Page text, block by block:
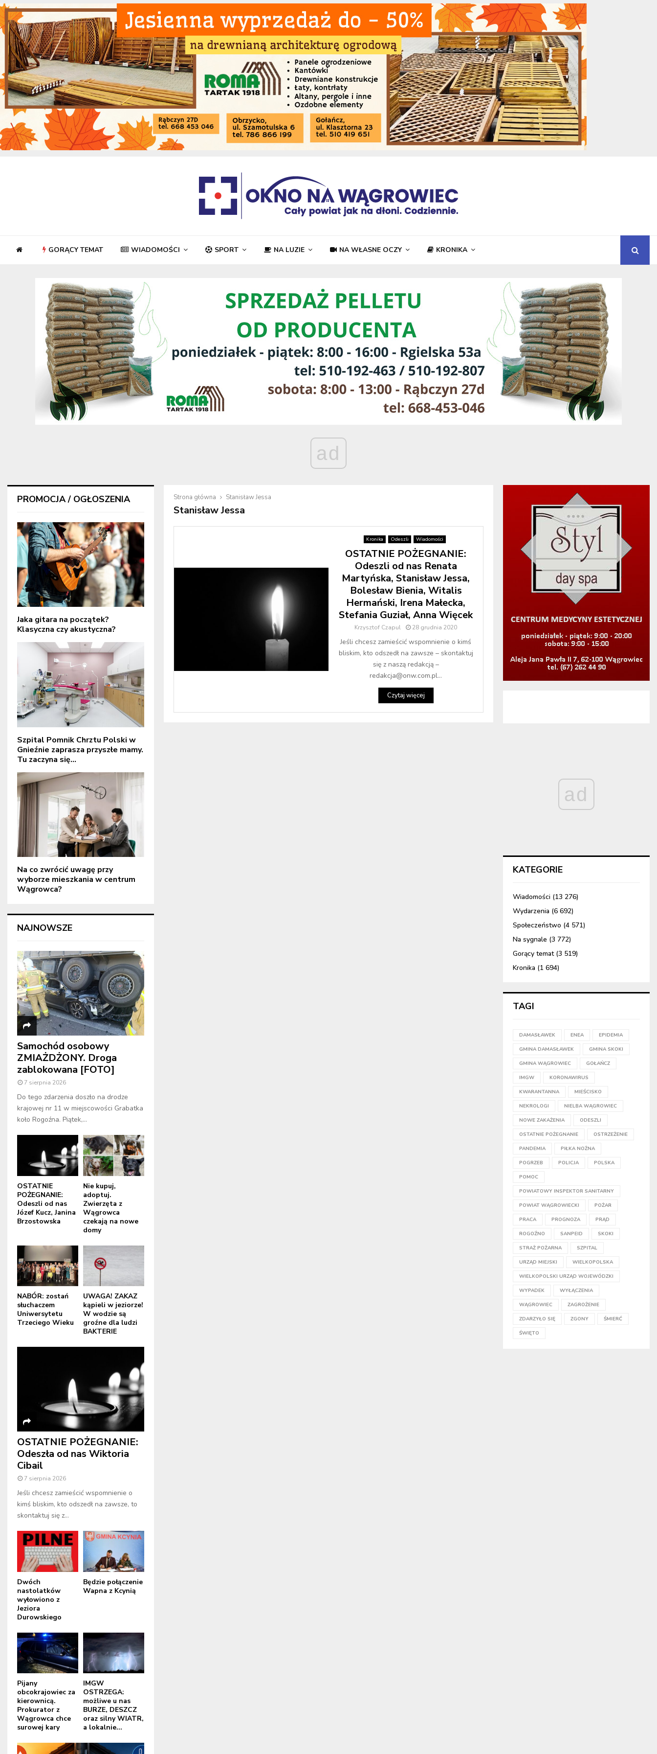
GORĄCY TEMAT WIADOMOŚCI SPORT NA LUZIE NA WŁASNE OCZY KRONIKA
ad
Strona główna Stanisław Jessa
Stanisław Jessa
Kronika Odeszli Wiadomości
OSTATNIE POŻEGNANIE:
Odeszli od nas Renata
Martyńska, Stanisław Jessa,
Bolesław Bienia, Witalis
Hermański, Irena Małecka,
Stefania Guział, Anna Więcek
Krzysztof Czapul 28 grudnia 2020
Jeśli chcesz zamieścić wspomnienie o kimś
bliskim, kto odszedł na zawsze – skontaktuj
się z naszą redakcją –
redakcja@onw.com.pl...
Czytaj więcej
PROMOCJA / OGŁOSZENIA
Jaka gitara na początek?
Klasyczna czy akustyczna?
Szpital Pomnik Chrztu Polski w
Gnieźnie zaprasza przyszłe mamy.
Tu zaczyna się...
Na co zwrócić uwagę przy
wyborze mieszkania w centrum
Wągrowca?
NAJNOWSZE
Samochód osobowy
ZMIAŻDŻONY. Droga
zablokowana [FOTO]
7 sierpnia 2026
Do tego zdarzenia doszło na drodze
krajowej nr 11 w miejscowości Grabatka
koło Rogoźna. Piątek,...
OSTATNIE
POŻEGNANIE:
Odeszli od nas
Józef Kucz, Janina
Brzostowska
Nie kupuj,
adoptuj.
Zwierzęta z
Wągrowca
czekają na nowe
domy
NABÓR: zostań
słuchaczem
Uniwersytetu
Trzeciego Wieku
UWAGA! ZAKAZ
kąpieli w jeziorze!
W wodzie są
groźne dla ludzi
BAKTERIE
OSTATNIE POŻEGNANIE:
Odeszła od nas Wiktoria
Cibail
7 sierpnia 2026
Jeśli chcesz zamieścić wspomnienie o
kimś bliskim, kto odszedł na zawsze, to
skontaktuj się z...
Dwóch
nastolatków
wyłowiono z
Jeziora
Durowskiego
Będzie połączenie
Wapna z Kcynią
Pijany
obcokrajowiec za
kierownicą.
Prokurator z
Wągrowca chce
surowej kary
IMGW
OSTRZEGA:
możliwe u nas
BURZE, DESZCZ
oraz silny WIATR,
a lokalnie...
ad
KATEGORIE
Wiadomości (13 276)
Wydarzenia (6 692)
Społeczeństwo (4 571)
Na sygnale (3 772)
Gorący temat(3 519)
Kronika (1 694)
TAGI
DAMASŁAWEK ENEA EPIDEMIA
GMINA DAMASŁAWEK GMINA SKOKI
GMINA WĄGROWIEC GOŁAŃCZ
IMGW KORONAWIRUS
KWARANTANNA MIEŚCISKO
NEKROLOGI NIELBA WĄGROWIEC
NOWE ZAKAŻENIA ODESZLI
OSTATNIE POŻEGNANIE OSTRZEŻENIE
PANDEMIA PIŁKA NOŻNA
POGRZEB POLICJA POLSKA
POMOC
POWIATOWY INSPEKTOR SANITARNY
POWIAT WĄGROWIECKI POŻAR
PRACA PROGNOZA PRĄD
ROGOŹNO SANPEID SKOKI
STRAŻ POŻARNA SZPITAL
URZĄD MIEJSKI WIELKOPOLSKA
WIELKOPOLSKI URZĄD WOJEWÓDZKI
WYPADEK WYŁĄCZENIA
WĄGROWIEC ZAGROŻENIE
ZDARZYŁO SIĘ ZGONY ŚMIERĆ
ŚWIĘTO